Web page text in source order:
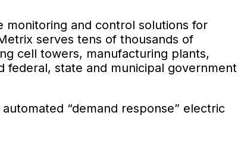
monitoring and control solutions for
serves tens of thousands of
cell towers, manufacturing plants,
federal, state and municipal government
“demand response” electric